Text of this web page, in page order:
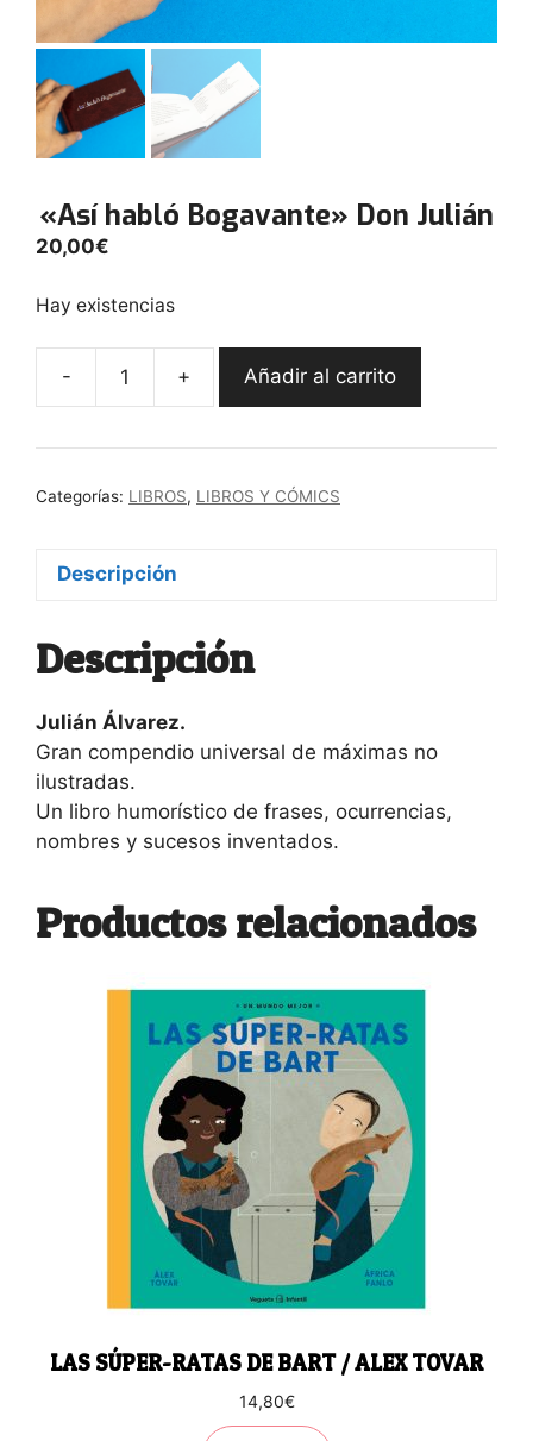
«Así habló Bogavante» Don Julián
20,00€
Hay existencias
-
"Así
Bogavante"
Julián
+ Añadir al carrito
Categorías: LIBROS, LIBROS Y CÓMICS
Descripción
Descripción
Julián Álvarez.
Gran compendio universal de máximas no
ilustradas.
Un libro humorístico de frases, ocurrencias,
nombres y sucesos inventados.
Productos relacionados
LAS SÚPER-RATAS DE BART / ALEX TOVAR
14,80€